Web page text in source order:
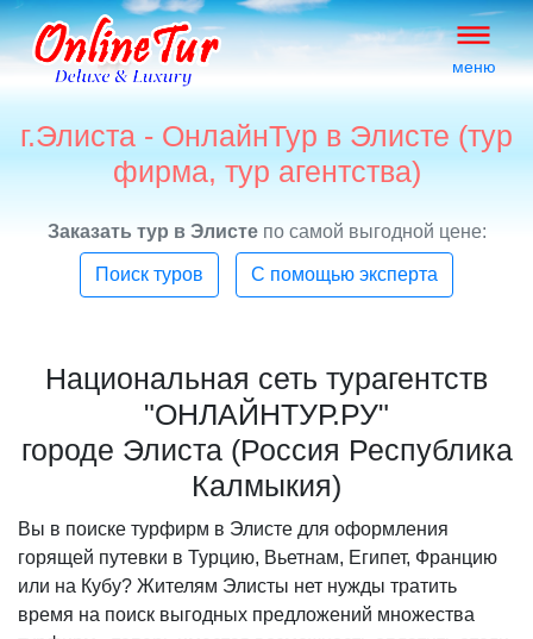
меню
г.Элиста - ОнлайнТур в Элисте (тур
фирма, тур агентства)
Заказать тур в Элистепо самой выгодной цене:
Поиск туров С помощью эксперта
Национальная сеть турагентств
"ОНЛАЙНТУР.РУ"
городе Элиста (Россия Республика
Калмыкия)
Вы в поиске турфирм в Элисте для оформления
горящей путевки в Турцию, Вьетнам, Египет, Францию
или на Кубу? Жителям Элисты нет нужды тратить
время на поиск выгодных предложений множества